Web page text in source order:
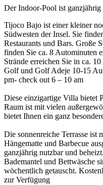
Der Indoor-Pool ist ganzjährig
Tijoco Bajo ist einer kleiner
Südwesten der Insel. Sie
Restaurants und Bars. Große
finden Sie ca. 8 Autominuten
Strände erreichen Sie in ca.
Golf und Golf Adeje 10-15
pm- check out 6 – 10 am
Diese einzigartige Villa bietet
Raum ist mit vielen
bietet Ihnen ein ganz
Die sonnenreiche Terrasse ist
Hängematte und Barbecue
ganzjährig nutzbar und
Bademantel und Bettwäsche
wöchentlich getauscht.
zur Verfügung